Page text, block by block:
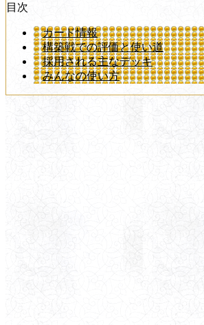
目次
カード情報
構築戦での評価と使い道
採用される主なデッキ
みんなの使い方